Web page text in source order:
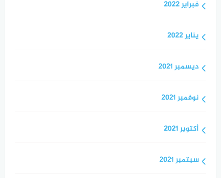
فبراير 2022
يناير 2022
ديسمبر 2021
نوفمبر 2021
أكتوبر 2021
سبتمبر 2021